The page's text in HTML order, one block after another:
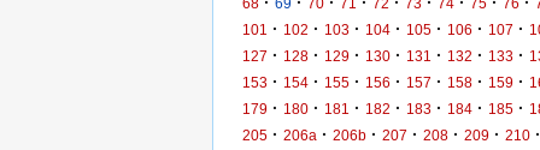
68
69 70 71 72 73 74 75 76
101
· 102 · 103 · 104 · 105 · 106 · 107 ·
127 · 128 · 129 · 130 · 131 · 132 · 133 ·
153 · 154 · 155 · 156 · 157 · 158 · 159 ·
179 · 180 · 181 · 182 · 183 · 184 · 185 ·
205 · 206a · 206b · 207 · 208 · 209 · 210 ·